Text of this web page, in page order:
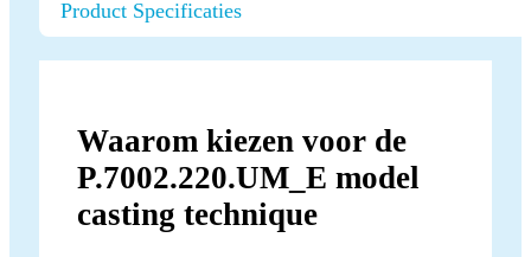
Product Specificaties
Waarom kiezen voor de
P.7002.220.UM_E model
casting technique